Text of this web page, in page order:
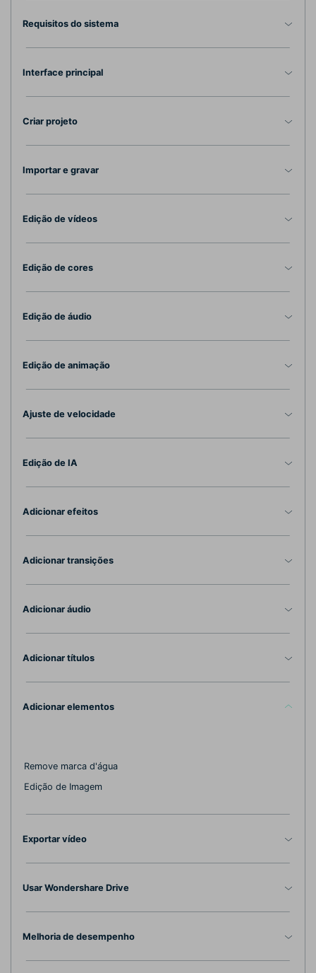
Requisitos do sistema
Interface principal
Criar projeto
Importar e gravar
Edição de vídeos
Edição de cores
Edição de áudio
Edição de animação
Ajuste de velocidade
Edição de IA
Adicionar efeitos
Adicionar transições
Adicionar áudio
Adicionar títulos
Adicionar elementos
Remove marca d'água
Edição de Imagem
Exportar vídeo
Usar Wondershare Drive
Melhoria de desempenho